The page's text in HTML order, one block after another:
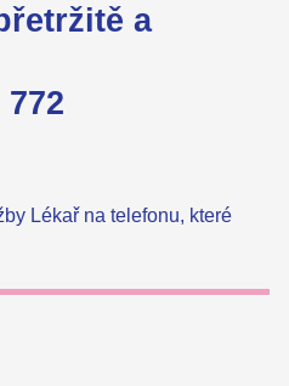
a
Lékař na telefonu, které